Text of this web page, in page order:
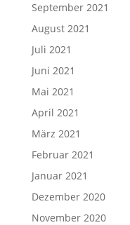
September 2021
August 2021
Juli 2021
Juni 2021
Mai 2021
April 2021
März 2021
Februar 2021
Januar 2021
Dezember 2020
November 2020